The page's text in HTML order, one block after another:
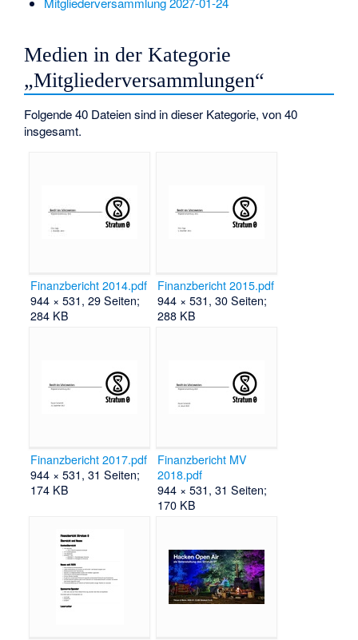
Medien in der Kategorie
„Mitgliederversammlungen“
Folgende 40 Dateien sind in dieser Kategorie, von 40
insgesamt.
Finanzbericht 2014.pdf
944 × 531, 29 Seiten;
284 KB
Finanzbericht 2015.pdf
944 × 531, 30 Seiten;
288 KB
Finanzbericht 2017.pdf
944 × 531, 31 Seiten;
174 KB
Finanzbericht MV
2018.pdf
944 × 531, 31 Seiten;
170 KB